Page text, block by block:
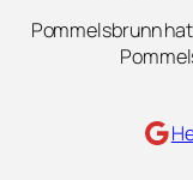
Pommelsbrunn
Maps